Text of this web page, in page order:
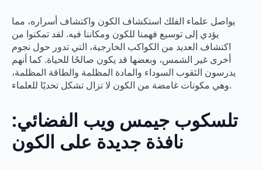
يواصل علماء الفلك استكشاف الكون واكتشاف أسراره، مما
يؤدي إلى توسيع فهمنا للكون ومكاننا فيه. لقد تمكنوا من
اكتشاف العديد من الكواكب الخارجية، التي تدور حول نجوم
أخرى غير الشمس، وبعضها قد يكون صالحًا للحياة. كما أنهم
يدرسون الثقوب السوداء والمادة المظلمة والطاقة المظلمة،
وهي مكونات غامضة من الكون لا تزال تشكل تحديًا للعلماء.
تلسكوب جيمس ويب الفضائي:
نافذة جديدة على الكون